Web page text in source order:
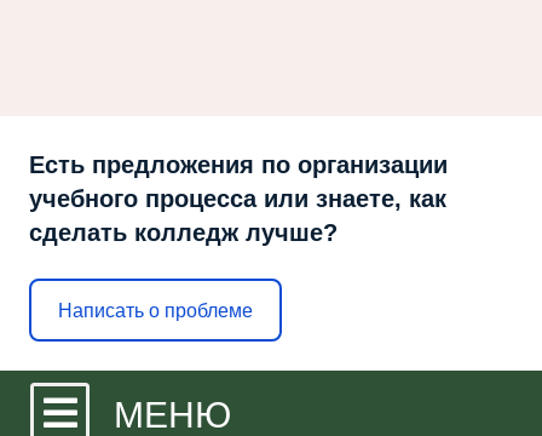
Есть предложения по организации
учебного процесса или знаете, как
сделать колледж лучше?
Написать о проблеме
МЕНЮ